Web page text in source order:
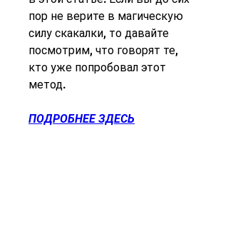
пор не верите в магическую
силу скакалки, то давайте
посмотрим, что говорят те,
кто уже попробовал этот
метод.
ПОДРОБНЕЕ ЗДЕСЬ